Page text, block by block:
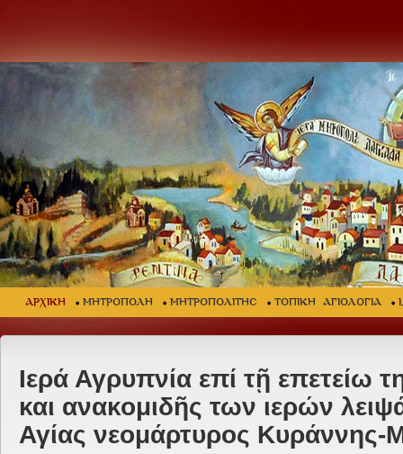
ΑΡΧΙΚΗ ΜΗΤΡΟΠΟΛΗ ΜΗΤΡΟΠΟΛΙΤΗΣ ΤΟΠΙΚΗ ΑΓΙΟΛΟΓΙΑ
Ιερά Αγρυπνία επί τῇ επετείω
και ανακομιδῆς των ιερών
Αγίας νεομάρτυρος Κυράννης-